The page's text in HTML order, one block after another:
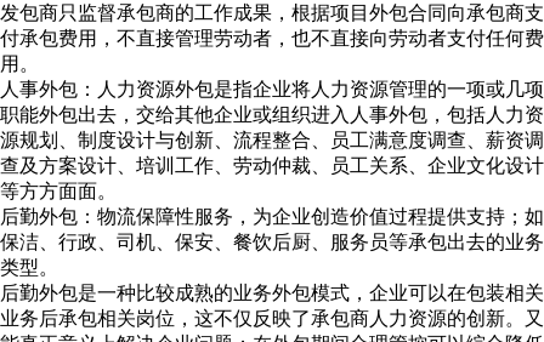
发包商只监督承包商的工作成果，根据项目外包合同向承包商支
付承包费用，不直接管理劳动者，也不直接向劳动者支付任何费
用。
人事外包：人力资源外包是指企业将人力资源管理的一项或几项
职能外包出去，交给其他企业或组织进入人事外包，包括人力资
源规划、制度设计与创新、流程整合、员工满意度调查、薪资调
查及方案设计、培训工作、劳动仲裁、员工关系、企业文化设计
等方方面面。
后勤外包：物流保障性服务，为企业创造价值过程提供支持；如
保洁、行政、司机、保安、餐饮后厨、服务员等承包出去的业务
类型。
后勤外包是一种比较成熟的业务外包模式，企业可以在包装相关
业务后承包相关岗位，这不仅反映了承包商人力资源的创新。又